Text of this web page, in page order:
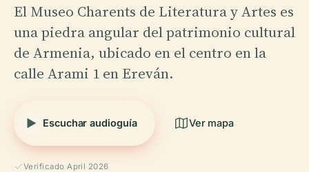
El Museo Charents de Literatura y Artes es
una piedra angular del patrimonio cultural
de Armenia, ubicado en el centro en la
calle Arami 1 en Ereván.
Escuchar audioguía Ver mapa
Verificado April 2026